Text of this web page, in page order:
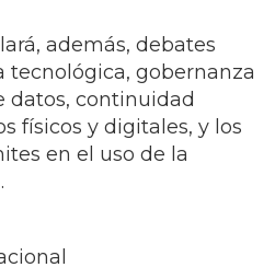
además, debates
tecnológica, gobernanza
datos, continuidad
físicos y digitales, y los
en el uso de la